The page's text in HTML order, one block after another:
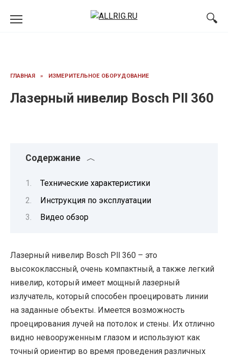
ГЛАВНАЯ » ИЗМЕРИТЕЛЬНОЕ ОБОРУДОВАНИЕ
Лазерный нивелир Bosch Pll 360
Содержание
Технические характеристики
Инструкция по эксплуатации
Видео обзор
Лазерный нивелир Bosch Pll 360 – это
высококлассный, очень компактный, а также легкий
нивелир, который имеет мощный лазерный
излучатель, который способен проецировать линии
на заданные объекты. Имеется возможность
проецирования лучей на потолок и стены. Их отлично
видно невооруженным глазом и используют как
точный ориентир во время проведения различных